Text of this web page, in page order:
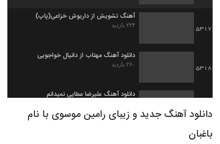
5317
آهنگ تشویش از داریوش خزاعی(پاپ)
۲۲۴ بازدید
5318
دانلود آهنگ مهتاب از دانیال خواجویی
۲۶۰ بازدید
دانلود آهنگ علیرضا عطایی نمیدانم
دانلود آهنگ جدید و زیبای رامین موسوی با نام
باغبان